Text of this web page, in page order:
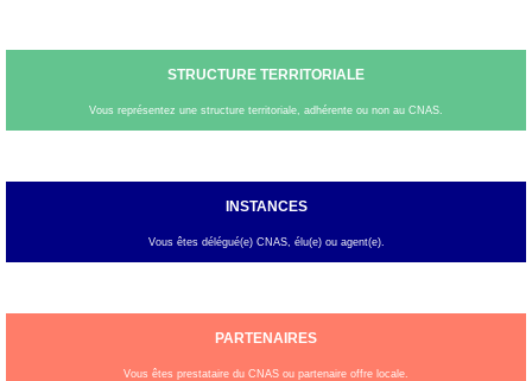
STRUCTURE TERRITORIALE
Vous représentez une structure territoriale, adhérente ou non au CNAS.
INSTANCES
Vous êtes délégué(e) CNAS, élu(e) ou agent(e).
PARTENAIRES
Vous êtes prestataire du CNAS ou partenaire offre locale.